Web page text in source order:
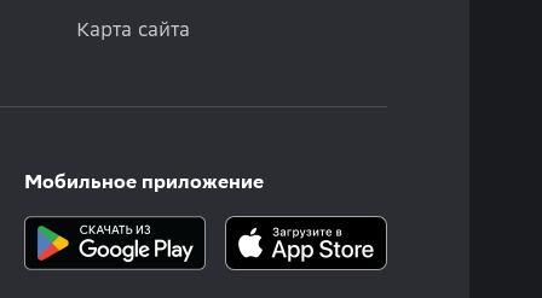
Карта сайта
Мобильное приложение